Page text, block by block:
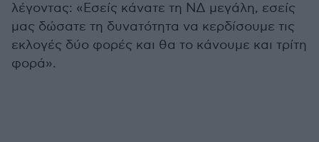
λέγοντας: «Εσείς κάνατε τη ΝΔ μεγάλη, εσείς
μας δώσατε τη δυνατότητα να κερδίσουμε τις
εκλογές δύο φορές και θα το κάνουμε και τρίτη
φορά».